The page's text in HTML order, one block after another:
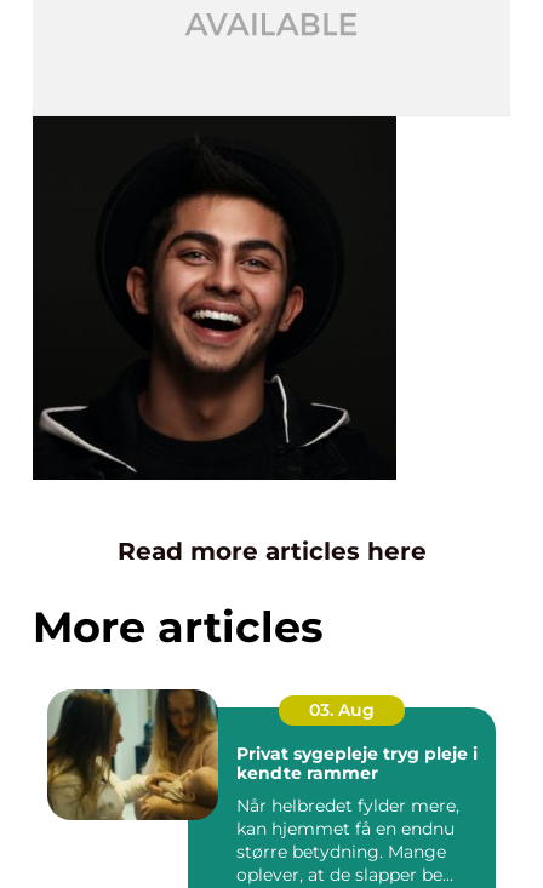
Read more articles here
More articles
03. Aug
Privat sygepleje tryg pleje i
kendte rammer
Når helbredet fylder mere,
kan hjemmet få en endnu
større betydning. Mange
oplever, at de slapper be...